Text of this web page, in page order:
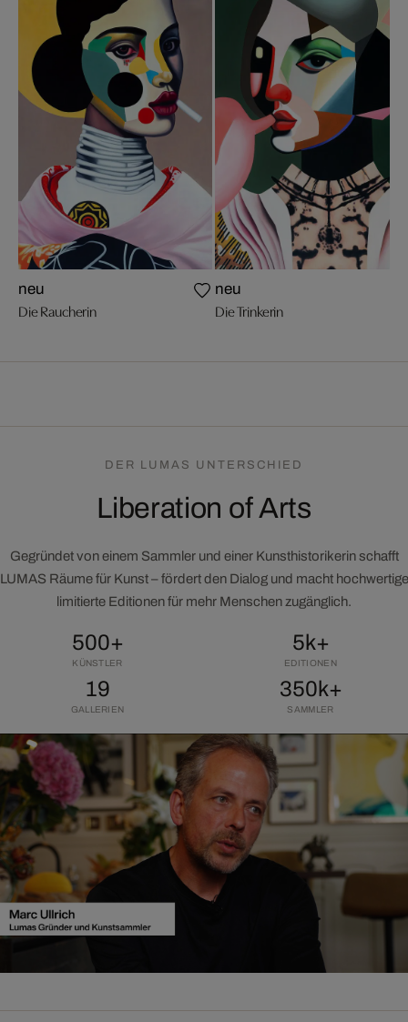
neu
Die Raucherin
neu
Die Trinkerin
DER LUMAS UNTERSCHIED
Liberation of Arts
Gegründet von einem Sammler und einer Kunsthistorikerin schafft
LUMAS Räume für Kunst – fördert den Dialog und macht hochwertige
limitierte Editionen für mehr Menschen zugänglich.
500+
KÜNSTLER
5k+
EDITIONEN
19
GALLERIEN
350k+
SAMMLER